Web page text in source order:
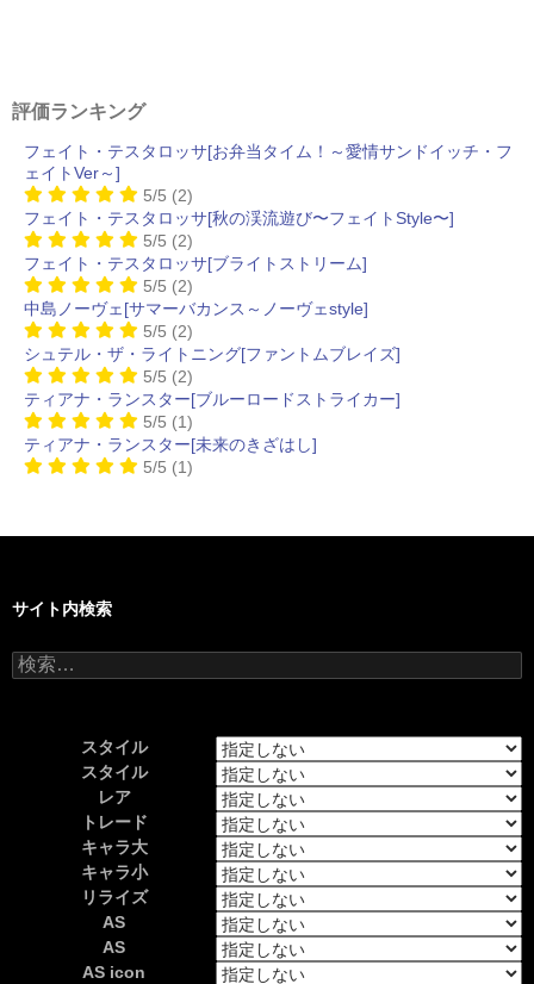
評価ランキング
フェイト・テスタロッサ[お弁当タイム！～愛情サンドイッチ・フ
ェイトVer～]
5/5 (2)
フェイト・テスタロッサ[秋の渓流遊び〜フェイトStyle〜]
5/5 (2)
フェイト・テスタロッサ[ブライトストリーム]
5/5 (2)
中島ノーヴェ[サマーバカンス～ノーヴェstyle]
5/5 (2)
シュテル・ザ・ライトニング[ファントムブレイズ]
5/5 (2)
ティアナ・ランスター[ブルーロードストライカー]
5/5 (1)
ティアナ・ランスター[未来のきざはし]
5/5 (1)
サイト内検索
検
索:
スタイル
スタイル
レア
トレード
キャラ大
キャラ小
リライズ
AS
AS
AS icon